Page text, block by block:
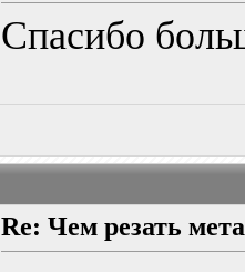
Спасибо
Re: Чем резать